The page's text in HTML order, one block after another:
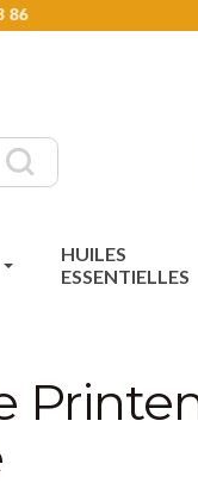
86
HUILES
ESSENTIELLES